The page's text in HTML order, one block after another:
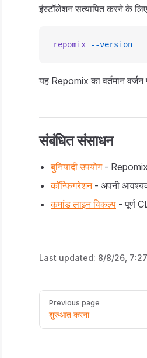
इंस्टॉलेशन सत्यापित करने के
repomix --version
यह Repomix का वर्तमान वर्जन
संबंधित संसाधन
बुनियादी उपयोग- Repomix
कॉन्फिगरेशन- अपनी
कमांड लाइन विकल्प - पूर्ण
Last updated: 8/8/26,
Pager
Previous page
शुरुआत करना